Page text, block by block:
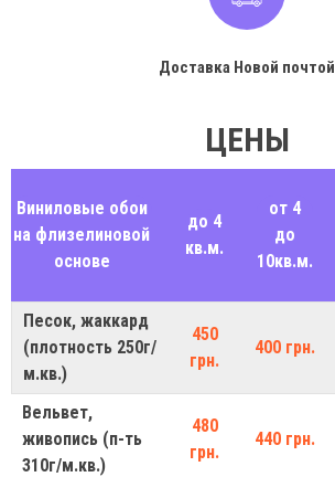
Доставка Новой почтой
ЦЕНЫ
Виниловые обои
на флизелиновой
основе
до 4
кв.м.
от 4
до
10кв.м.
Песок, жаккард
(плотность 250г/
м.кв.)
450
грн.
400 грн.
Вельвет,
живопись (п-ть
310г/м.кв.)
480
грн.
440 грн.